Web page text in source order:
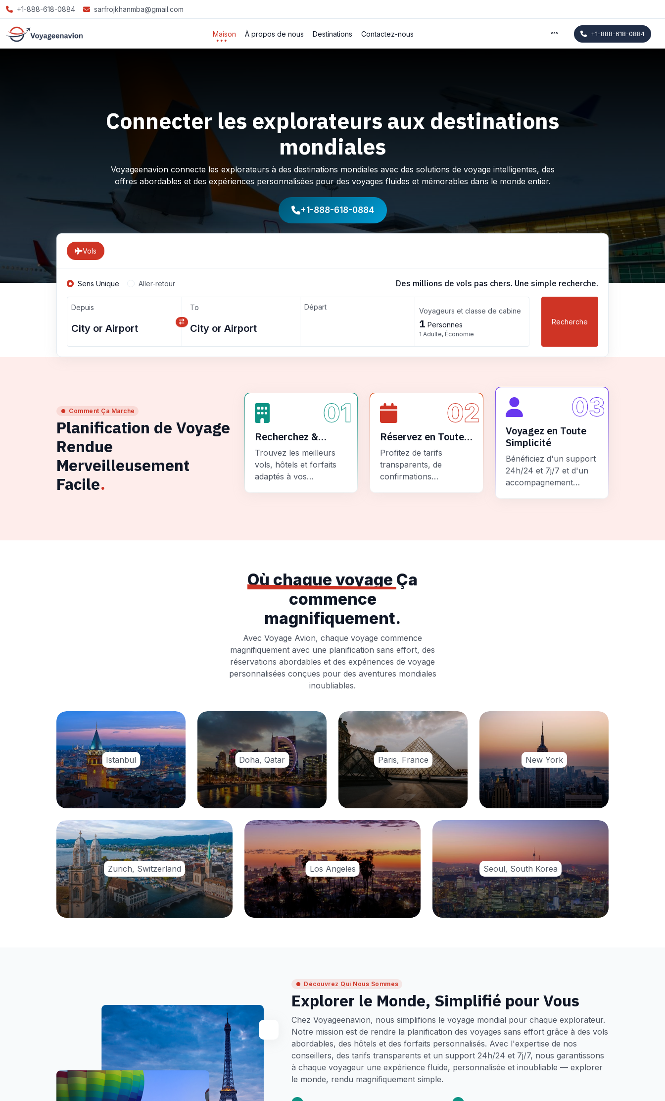
+1-888-618-0884 sarfrojkhanmba@gmail.com
Maison À propos de nous Destinations Contactez-nous +1-888-618-0884
Connecter les explorateurs aux destinations
mondiales
Voyageenavion connecte les explorateurs à des destinations mondiales avec des solutions de voyage intelligentes, des
offres abordables et des expériences personnalisées pour des voyages fluides et mémorables dans le monde entier.
+1-888-618-0884
Vols
Sens Unique Aller-retour Des millions de vols pas chers. Une simple recherche.
Depuis To Départ Voyageurs et classe de cabine
1 Personnes
1 Adulte, Économie
Recherche
Comment Ça Marche
Planification de Voyage
Rendue
Merveilleusement
Facile.
01
Recherchez &
Comparez
Trouvez les meilleurs
vols, hôtels et forfaits
adaptés à vos
02
Réservez en Toute
Sécurité
Profitez de tarifs
transparents, de
confirmations
03
Voyagez en Toute
Simplicité
Bénéficiez d'un support
24h/24 et 7j/7 et d'un
accompagnement
Où chaque voyage Ça
commence
magnifiquement.
Avec Voyage Avion, chaque voyage commence
magnifiquement avec une planification sans effort, des
réservations abordables et des expériences de voyage
personnalisées conçues pour des aventures mondiales
inoubliables.
Istanbul Doha, Qatar Paris, France New York
Zurich, Switzerland Los Angeles Seoul, South Korea
Découvrez Qui Nous Sommes
Explorer le Monde, Simplifié pour Vous
Chez Voyageenavion, nous simplifions le voyage mondial pour chaque explorateur.
Notre mission est de rendre la planification des voyages sans effort grâce à des vols
abordables, des hôtels et des forfaits personnalisés. Avec l'expertise de nos
conseillers, des tarifs transparents et un support 24h/24 et 7j/7, nous garantissons
à chaque voyageur une expérience fluide, personnalisée et inoubliable — explorer
le monde, rendu magnifiquement simple.